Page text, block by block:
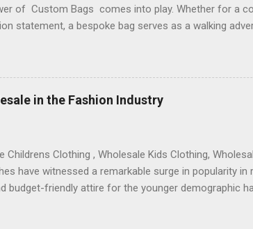
of Custom Bags comes into play. Whether for a
statement, a bespoke bag serves as a walking
vision, from the initial sketch to the final stitch,
brand's identity and values. When it comes to
Tote Bags . They are the workhorses of the
as a stylish carry-all. The key to a great tote is
designed tote becomes a reusable billboard,
in the Fashion Industry
Childrens Clothing , Wholesale Kids Clothing,
have witnessed a remarkable surge in popularity
budget-friendly attire for the younger demographic
economical choices but also provides significant